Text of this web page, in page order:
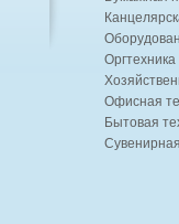
Офисная
Бытовая